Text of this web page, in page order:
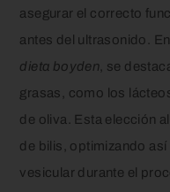
asegurar el correcto
antes del ultrasonido.
dieta boyden , se
grasas, como los
de oliva. Esta elección
de bilis, optimizando
vesicular durante el